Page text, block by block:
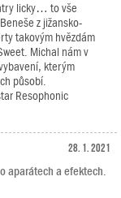
licky… to vše
z jižansko-
takovým hvězdám
Michal nám v
kterým
působí.
Resophonic
28. 1. 2021
aparátech a efektech.